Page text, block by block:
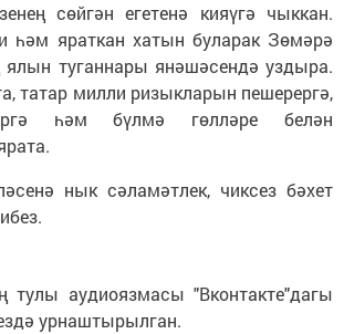
сөйгән егетенә кияүгә чыккан.
һәм яраткан хатын буларак Зөмәрә
ялын туганнары янәшәсендә уздыра.
татар милли ризыкларын пешерергә,
һәм бүлмә гөлләре белән
нык сәламәтлек, чиксез бәхет
тулы аудиоязмасы "Вконтакте"дагы
урнаштырылган.